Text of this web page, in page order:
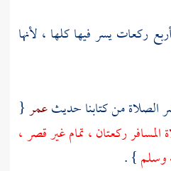
ركعات يسر فيها كلها ، لأنها
من كتابنا حديثعمر{
ركعتان ، تمام غير قصر ،
وسلم} .